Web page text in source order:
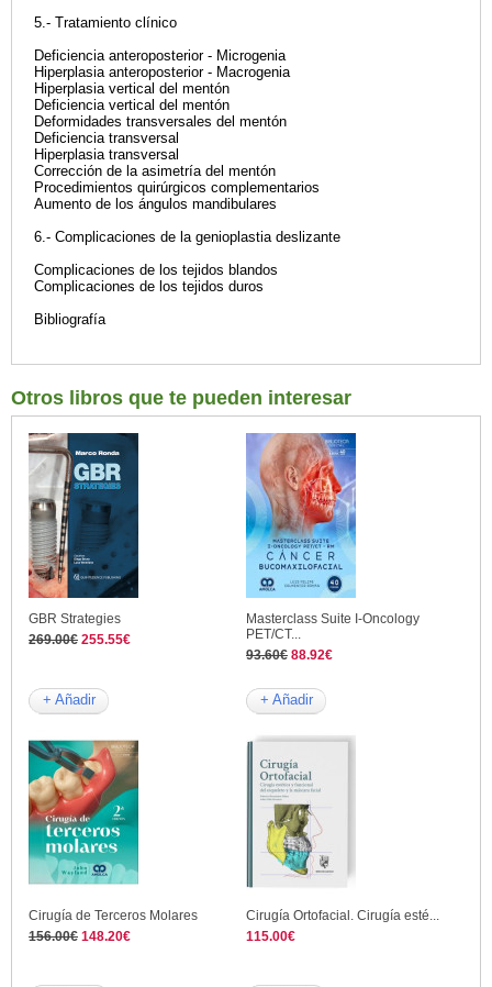
5.- Tratamiento clínico
Deficiencia anteroposterior - Microgenia
Hiperplasia anteroposterior - Macrogenia
Hiperplasia vertical del mentón
Deficiencia vertical del mentón
Deformidades transversales del mentón
Deficiencia transversal
Hiperplasia transversal
Corrección de la asimetría del mentón
Procedimientos quirúrgicos complementarios
Aumento de los ángulos mandibulares
6.- Complicaciones de la genioplastia deslizante
Complicaciones de los tejidos blandos
Complicaciones de los tejidos duros
Bibliografía
Otros libros que te pueden interesar
GBR Strategies
269.00€ 255.55€
+ Añadir
Masterclass Suite I-Oncology
PET/CT...
93.60€ 88.92€
+ Añadir
Cirugía de Terceros Molares
156.00€ 148.20€
Cirugía Ortofacial. Cirugía esté...
115.00€